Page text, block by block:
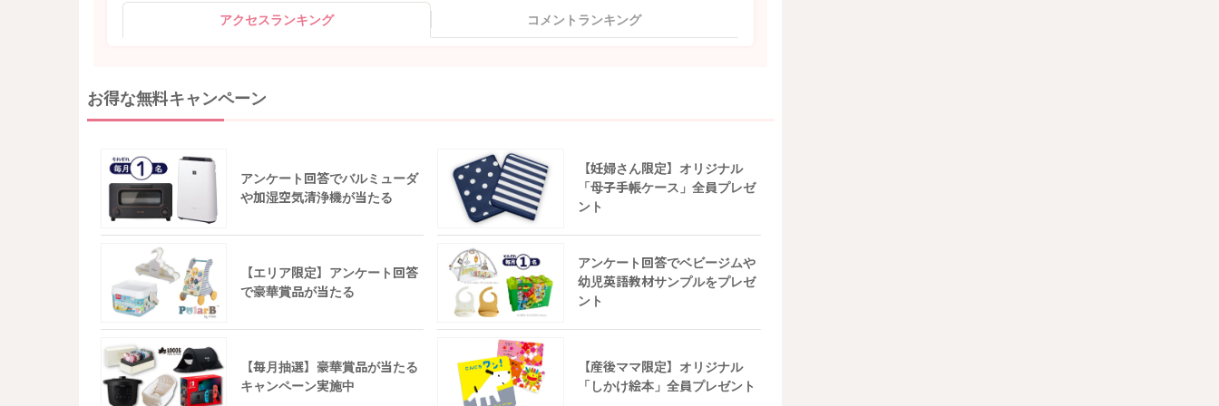
アクセスランキング コメントランキング
お得な無料キャンペーン
アンケート回答でバルミューダ
や加湿空気清浄機が当たる
【妊婦さん限定】オリジナル
「母子手帳ケース」全員プレゼ
ント
【エリア限定】アンケート回答
で豪華賞品が当たる
アンケート回答でベビージムや
幼児英語教材サンプルをプレゼ
ント
【毎月抽選】豪華賞品が当たる
キャンペーン実施中
【産後ママ限定】オリジナル
「しかけ絵本」全員プレゼント